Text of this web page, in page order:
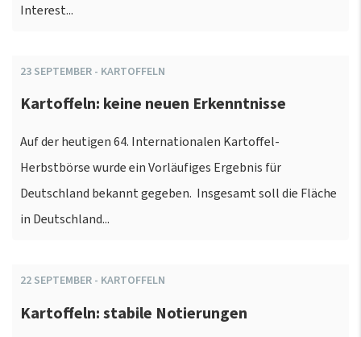
Interest...
23 SEPTEMBER - KARTOFFELN
Kartoffeln: keine neuen Erkenntnisse
Auf der heutigen 64. Internationalen Kartoffel-
Herbstbörse wurde ein Vorläufiges Ergebnis für
Deutschland bekannt gegeben. Insgesamt soll die Fläche
in Deutschland...
22 SEPTEMBER - KARTOFFELN
Kartoffeln: stabile Notierungen